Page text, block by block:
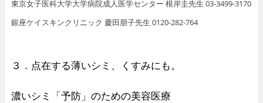
東京女子医科大学大学病院成人医学センター 根岸圭先生 03-3499-3170
銀座ケイスキンクリニック 慶田朋子先生 0120-282-764
３．点在する薄いシミ、くすみにも。
濃いシミ「予防」のための美容医療